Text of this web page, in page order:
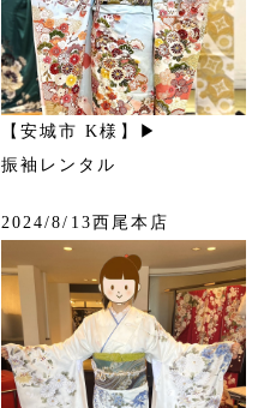
【安城市 K様】▶
振袖レンタル
2024/8/13西尾本店